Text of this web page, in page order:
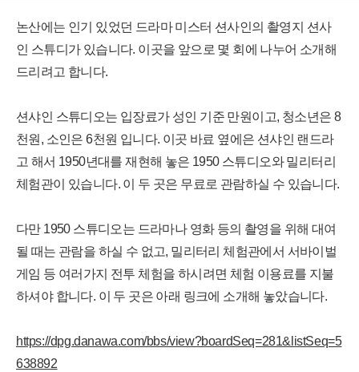
논산에는 인기 있었던 드라마 미스터 션사인의 촬영지 션사
인 스튜디가 있습니다. 이곳을 앞으로 몇 회에 나누어 소개해
드리려고 합니다.
션샤인 스튜디오는 입장료가 성인 기준 만원이고, 청소년은 8
천원, 소인은 6천원 입니다. 이곳 바료 옆에은 션샤인 랜드라
고 해서 1950년대를 재현해 놓은 1950 스튜디오와 밀리터리
체험관이 있습니다. 이 두 곳은 무료로 관람하실 수 있습니다.
다만 1950 스튜디오는 드라마나 영화 등의 촬영을 위해 대여
될 때는 관람을 하실 수 없고, 밀리터리 체험관에서 서바이벌
게임 등 여러가지 전투 체험을 하시려면 체험 이용료를 지불
하셔야 합니다. 이 두 곳은 아래 링크에 소개해 놓았습니다.
https://dpg.danawa.com/bbs/view?boardSeq=281&listSeq=5
638892